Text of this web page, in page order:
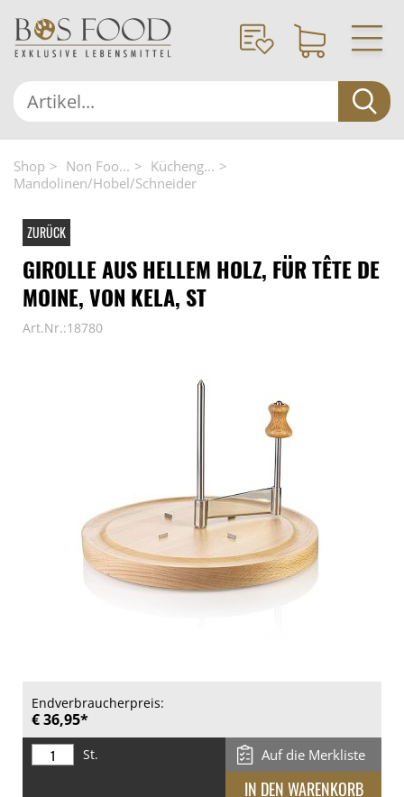
Shop Non Foo...
Kücheng...
Mandolinen/Hobel/Schneider
ZURÜCK
GIROLLE AUS HELLEM HOLZ, FÜR TÊTE DE
MOINE, VON KELA, ST
Art.Nr.:18780
Endverbraucherpreis:
€ 36,95*
St. Auf die Merkliste